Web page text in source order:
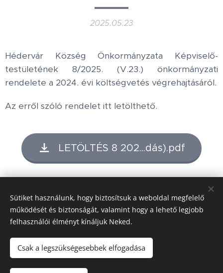
2025.05.23
Hédervár Község Önkormányzata Képviselő-
testületének 8/2025. (V.23.) önkormányzati
rendelete a 2024. évi költségvetés végrehajtásáról.
Az erről szóló rendelet itt letölthető.
LETÖLTÉS 8 202...dás).pdf
Honlap tulajdonos:Hédervár Község Önkormányzata
Adatvédelmi tájékoztató
Készítő:Mészáros Bott Boglárka
Sütiket használunk, hogy biztosítsuk a weboldal megfelelő
működését és biztonságát, valamint hogy a lehető legjobb
felhasználói élményt kínáljuk Neked.
Csak a legszükségesebbek elfogadása